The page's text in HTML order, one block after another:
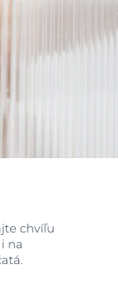
chvíľu
na